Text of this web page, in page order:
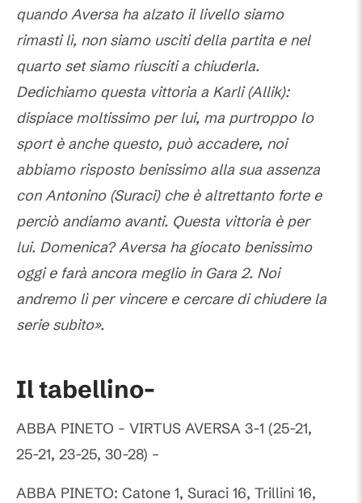
quando Aversa ha alzato il livello siamo
rimasti lì, non siamo usciti della partita e nel
quarto set siamo riusciti a chiuderla.
Dedichiamo questa vittoria a Karli (Allik):
dispiace moltissimo per lui, ma purtroppo lo
sport è anche questo, può accadere, noi
abbiamo risposto benissimo alla sua assenza
con Antonino (Suraci) che è altrettanto forte e
perciò andiamo avanti. Questa vittoria è per
lui. Domenica? Aversa ha giocato benissimo
oggi e farà ancora meglio in Gara 2. Noi
andremo lì per vincere e cercare di chiudere la
serie subito».
Il tabellino-
ABBA PINETO - VIRTUS AVERSA 3-1 (25-21,
25-21, 23-25, 30-28) –
ABBA PINETO: Catone 1, Suraci 16, Trillini 16,